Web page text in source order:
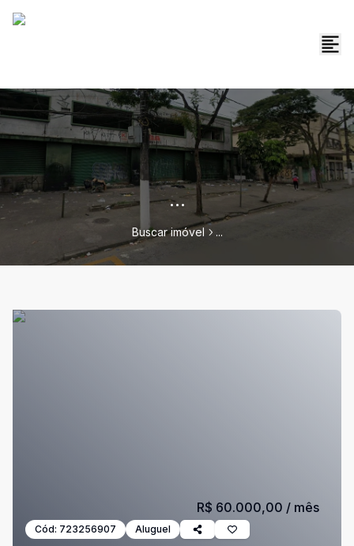
...
Buscar imóvel ...
Cód: 723256907 Aluguel
R$ 60.000,00 / mês